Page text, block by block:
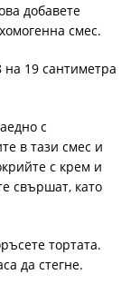
добавете
смес.
19 сантиметра
с
в тази смес и
с крем и
свършат, като
тортата.
да стегне.